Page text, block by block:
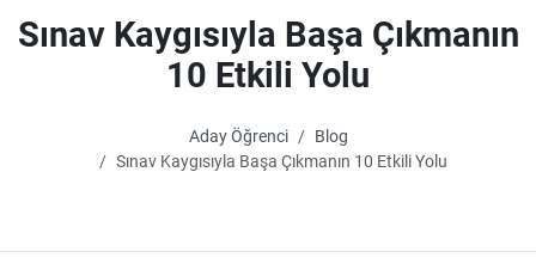
Sınav Kaygısıyla Başa Çıkmanın
10 Etkili Yolu
Aday Öğrenci
Blog
Sınav Kaygısıyla Başa Çıkmanın 10 Etkili Yolu